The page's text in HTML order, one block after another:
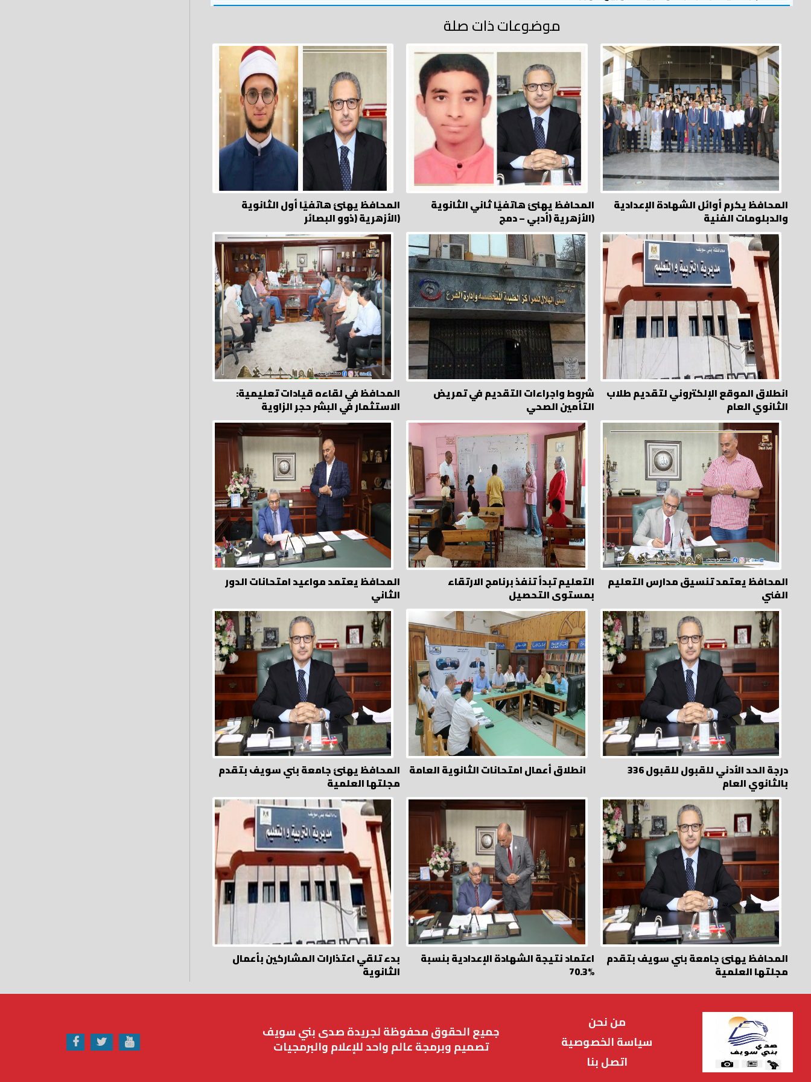
موضوعات ذات صلة
المحافظ يكرم أوائل الشهادة الإعدادية
والدبلومات الفنية
المحافظ يهنئ هاتفيًا ثاني الثانوية
الأزهرية (أدبي – دمج)
المحافظ يهنئ هاتفيًا أول الثانوية
الأزهرية (ذوو البصائر)
انطلاق الموقع الإلكتروني لتقديم طلاب
الثانوي العام
شروط واجراءات التقديم في تمريض
التأمين الصحي
المحافظ في لقاءه قيادات تعليمية:
الاستثمار في البشر حجر الزاوية
المحافظ يعتمد تنسيق مدارس التعليم
الفني
التعليم تبدأ تنفذ برنامج الارتقاء
بمستوى التحصيل
المحافظ يعتمد مواعيد امتحانات الدور
الثاني
336 درجة الحد الأدني للقبول للقبول
بالثانوي العام
انطلاق أعمال امتحانات الثانوية العامة المحافظ يهنئ جامعة بني سويف بتقدم
مجلتها العلمية
المحافظ يهنئ جامعة بني سويف بتقدم
مجلتها العلمية
اعتماد نتيجة الشهادة الإعدادية بنسبة
70.3%
بدء تلقي اعتذارات المشاركين بأعمال
الثانوية
من نحن
سياسة الخصوصية
اتصل بنا
جميع الحقوق محفوظة لجريدة صدى بني سويف
تصميم وبرمجة عالم واحد للإعلام والبرمجيات